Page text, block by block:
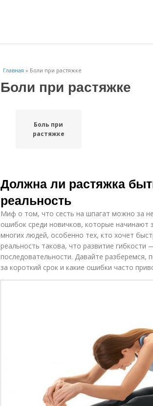
Главная » Боли при растяжке
Боли при растяжке
Боль при
растяжке
Должна ли растяжка
реальность
Миф о том, что сесть на шпагат можно за
ошибок среди новичков, которые начинают
многих людей, особенно тех, кто хочет
реальность такова, что развитие
последовательности. Давайте разберемся,
за короткий срок и какие ошибки часто